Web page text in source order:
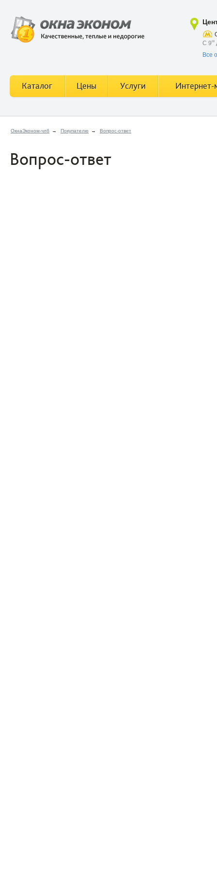
ОкнаЭконом-члб → Покупателю → Вопрос-ответ
Вопрос-ответ
С 900
Все
Каталог Цены Услуги Интернет-